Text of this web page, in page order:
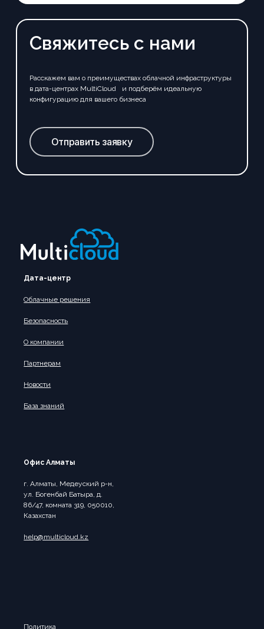
Свяжитесь с нами
Расскажем вам о преимуществах облачной инфраструктуры
в дата-центрах MultiCloud и подберём идеальную
конфигурацию для вашего бизнеса
Отправить заявку
Дата-центр
Облачные решения
Безопасность
О компании
Партнерам
Новости
База знаний
Офис Алматы
г. Алматы, Медеуский р-н,
ул. Богенбай Батыра, д.
86/47, комната 319, 050010,
Казахстан
help@multicloud.kz
Политика